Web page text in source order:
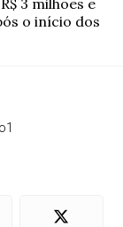
3 milhões e
o início dos